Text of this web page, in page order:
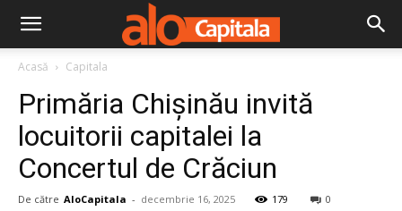
Acasă Capitala
Primăria Chișinău invită
locuitorii capitalei la
Concertul de Crăciun
De către AloCapitala - decembrie 16, 2025 179 0